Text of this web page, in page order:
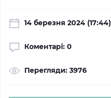
14 березня 2024 (17:44)
Коментарі: 0
Перегляди: 3976